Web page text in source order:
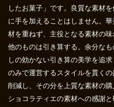
したお菓子」です。良質な素材
に手を加えることはしません。
材を重ねず、主役となる素材の
他のものは引き算する。余分な
しの効かない引き算の美学を追
のみで運営するスタイルを貫く
削減し、その分を上質な素材の
ショコラティエの素材への感謝